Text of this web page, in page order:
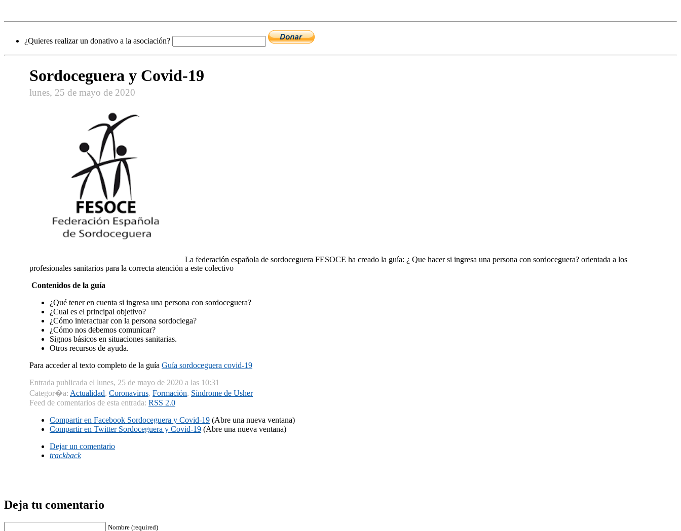
¿Quieres realizar un donativo a la asociación?
Sordoceguera y Covid-19
lunes, 25 de mayo de 2020
La federación española de sordoceguera FESOCE ha creado la guía: ¿ Que hacer si ingresa una persona con sordoceguera? orientada a los
profesionales sanitarios para la correcta atención a este colectivo
Contenidos de la guía
¿Qué tener en cuenta si ingresa una persona con sordoceguera?
¿Cual es el principal objetivo?
¿Cómo interactuar con la persona sordociega?
¿Cómo nos debemos comunicar?
Signos básicos en situaciones sanitarias.
Otros recursos de ayuda.
Para acceder al texto completo de la guía Guía sordoceguera covid-19
Entrada publicada el lunes, 25 de mayo de 2020 a las 10:31
Categor�a: Actualidad, Coronavirus, Formación, Síndrome de Usher
Feed de comentarios de esta entrada: RSS 2.0
Compartir en Facebook Sordoceguera y Covid-19 (Abre una nueva ventana)
Compartir en TwitterSordoceguera y Covid-19 (Abre una nueva ventana)
Dejar un comentario
trackback
Deja tu comentario
Nombre (required)